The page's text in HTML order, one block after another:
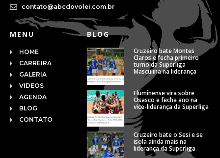
contato@abcdovolei.com.br
MENU
HOME
CARREIRA
GALERIA
VIDEOS
AGENDA
BLOG
CONTATO
BLOG
Cruzeiro bate Montes
Claros e fecha primeiro
turno da Superliga
Masculina na liderança
Fluminense vira sobre
Osasco e fecha ano na
vice-liderança da Superliga
Cruzeiro bate o Sesi e se
isola ainda mais na
liderança da Superliga